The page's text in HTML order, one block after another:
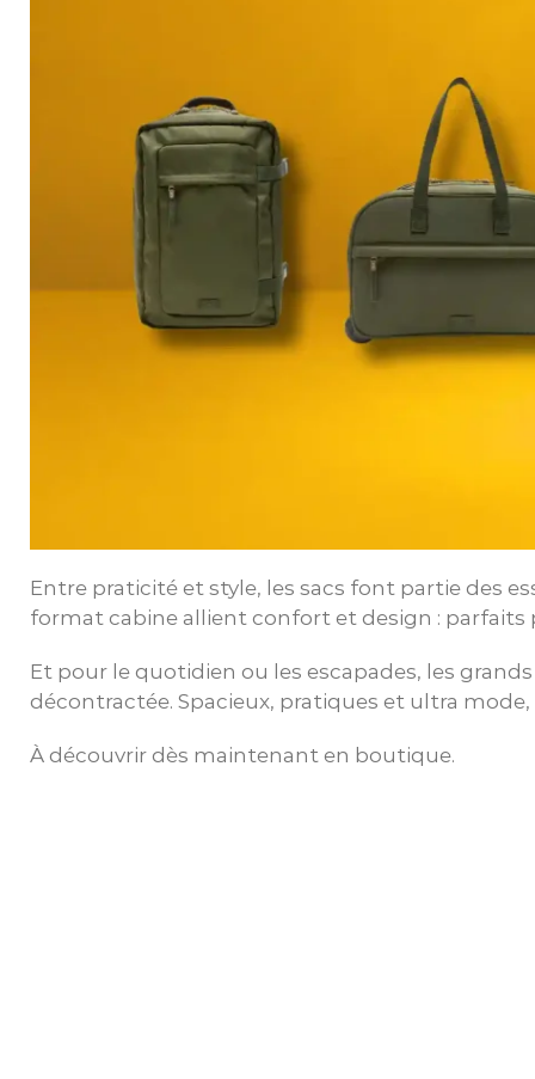
Entre praticité et style, les sacs font partie des
format cabine allient confort et design : parfaits
Et pour le quotidien ou les escapades, les
décontractée. Spacieux, pratiques et ultra
À découvrir dès maintenant en boutique.